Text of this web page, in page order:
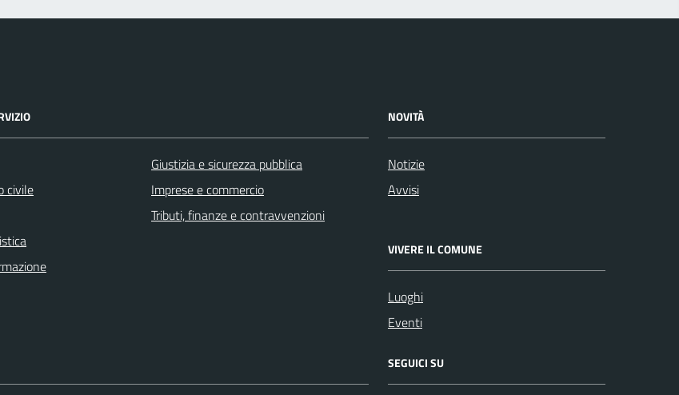
civile
Giustizia e sicurezza pubblica
Imprese e commercio
Tributi, finanze e contravvenzioni
NOVITÀ
Notizie
Avvisi
VIVERE IL COMUNE
Luoghi
Eventi
SEGUICI SU